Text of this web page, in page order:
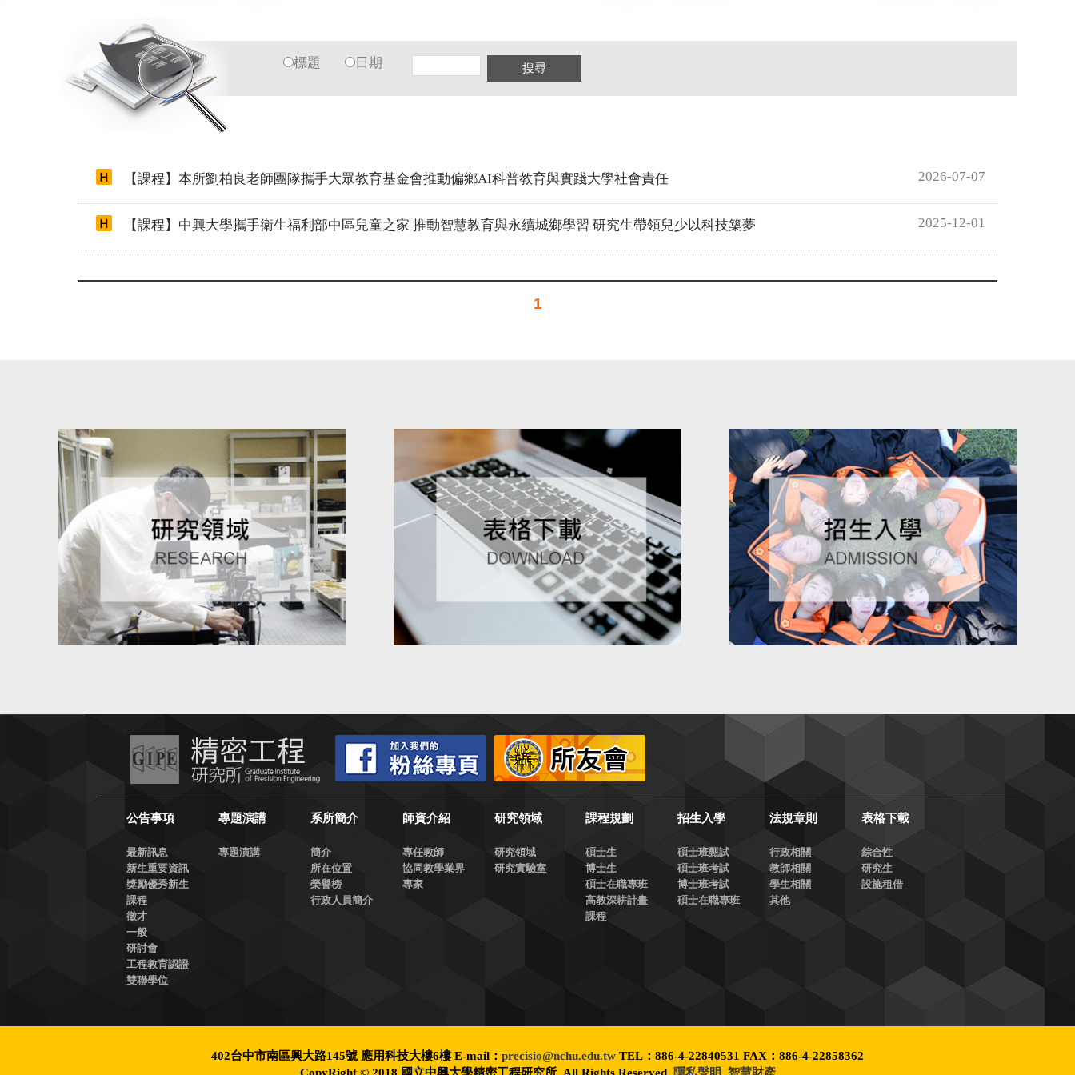
公告事項
最新訊息
新生重要資訊
獎勵優秀新生
課程
徵才
一般
研討會
工程教育認證
雙聯學位
專題演講
專題演講
系所簡介
簡介
所在位置
榮譽榜
行政人員簡介
師資介紹
專任教師
協同教學業界
專家
研究領域
研究領域
研究實驗室
課程規劃
碩士生
博士生
碩士在職專班
高教深耕計畫
課程
招生入學
碩士班甄試
碩士班考試
博士班考試
碩士在職專班
法規章則
行政相關
教師相關
學生相關
其他
表格下載
綜合性
研究生
設施租借
402台中市南區興大路145號 應用科技大樓6樓 E-mail： precisio@nchu.edu.tw TEL：886-4-22840531 FAX：886-4-22858362